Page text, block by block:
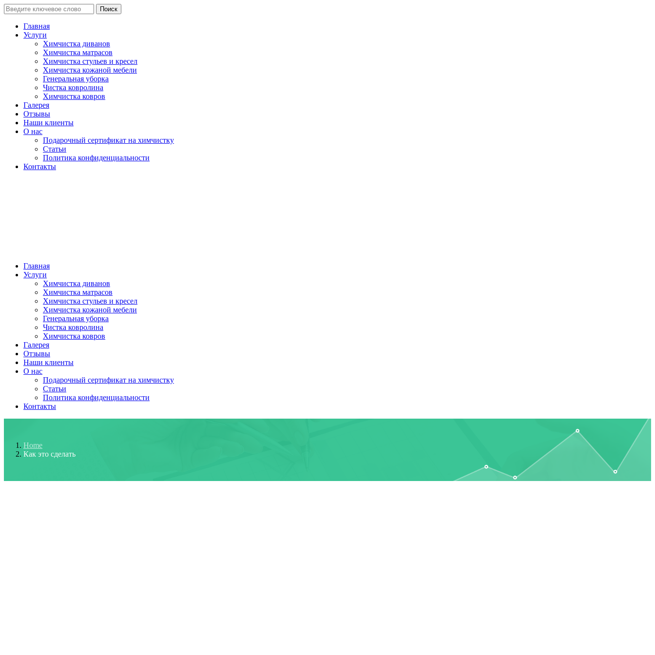
Поиск
Главная
Услуги
Химчистка диванов
Химчистка матрасов
Химчистка стульев и кресел
Химчистка кожаной мебели
Генеральная уборка
Чистка ковролина
Химчистка ковров
Галерея
Отзывы
Наши клиенты
О нас
Подарочный сертификат на химчистку
Статьи
Политика конфиденциальности
Контакты
Главная
Услуги
Химчистка диванов
Химчистка матрасов
Химчистка стульев и кресел
Химчистка кожаной мебели
Генеральная уборка
Чистка ковролина
Химчистка ковров
Галерея
Отзывы
Наши клиенты
О нас
Подарочный сертификат на химчистку
Статьи
Политика конфиденциальности
Контакты
Home
Как это сделать